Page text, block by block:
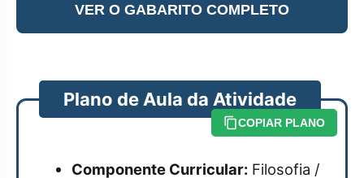
VER O GABARITO COMPLETO
Plano de Aula da Atividade
COPIAR PLANO
Componente Curricular: Filosofia /